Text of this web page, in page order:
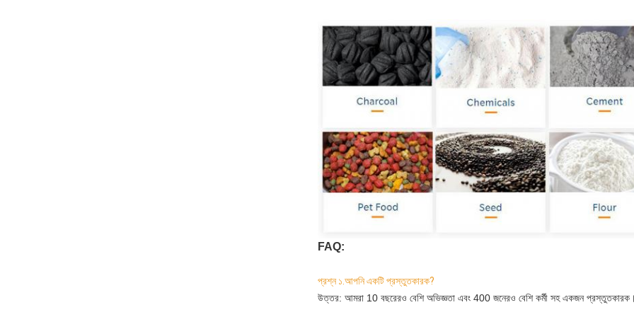
FAQ:
প্রশ্ন ১.আপনি একটি প্রস্তুতকারক?
উত্তর: আমরা 10 বছরেরও বেশি অভিজ্ঞতা এবং 400 জনেরও বেশি কর্মী সহ একজন